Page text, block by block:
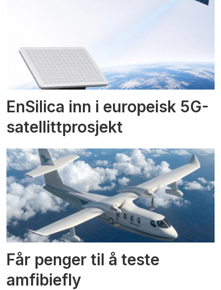
EnSilica inn i europeisk 5G-
satellittprosjekt
Får penger til å teste
amfibiefly